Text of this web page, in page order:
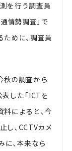
を行う調査員
情勢調査」で
めに、調査員
秋の調査から
した「ICTを
によると、今
し、CCTVカメ
、本来なら